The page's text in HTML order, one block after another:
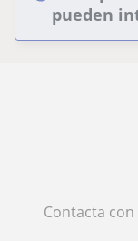
pueden
Contacta